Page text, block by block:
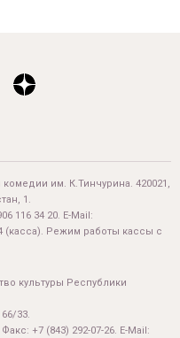
им. К.Тинчурина. 420021,
1.
116 34 20. E-Mail:
(касса). Режим работы кассы с
культуры Республики
33.
+7 (843) 292-07-26. E-Mail: